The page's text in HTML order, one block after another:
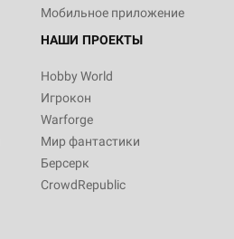
Мобильное приложение
НАШИ ПРОЕКТЫ
Hobby World
Игрокон
Warforge
Мир фантастики
Берсерк
CrowdRepublic